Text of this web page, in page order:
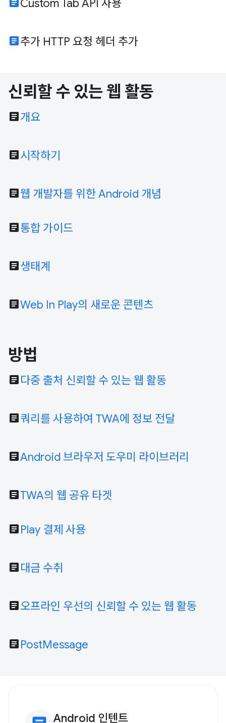
article Custom Tab API 사용
article추가 HTTP 요청 헤더 추가
신뢰할 수 있는 웹 활동
article개요
article시작하기
article웹 개발자를 위한 Android 개념
article통합 가이드
article생태계
articleWeb In Play의 새로운 콘텐츠
방법
article 다중 출처 신뢰할 수 있는 웹 활동
article쿼리를 사용하여 TWA에 정보 전달
articleAndroid 브라우저 도우미 라이브러리
articleTWA의 웹 공유 타겟
article Play 결제 사용
article 대금 수취
article오프라인 우선의 신뢰할 수 있는 웹 활동
article PostMessage
Android 인텐트